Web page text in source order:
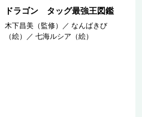
ドラゴン タッグ最強王図鑑
木下昌美（監修） ／なんばきび
（絵）
／七海ルシア（絵）